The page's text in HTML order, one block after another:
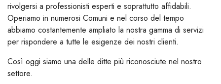
rivolgersi a professionisti esperti e soprattutto affidabili.
Operiamo in numerosi Comuni e nel corso del tempo
abbiamo costantemente ampliato la nostra gamma di servizi
per rispondere a tutte le esigenze dei nostri clienti.
Così oggi siamo una delle ditte più riconosciute nel nostro
settore.